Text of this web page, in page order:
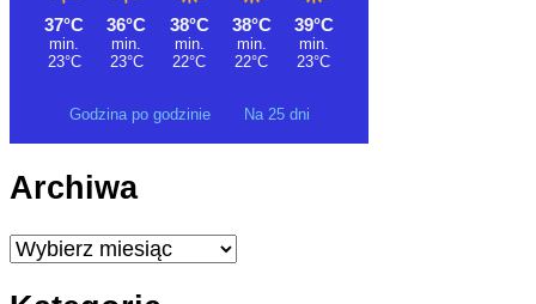
Godzina po godzinie Na 25 dni
Archiwa
Archiwa